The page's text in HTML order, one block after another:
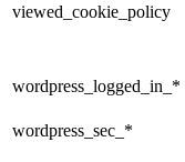
viewed_cookie_policy
wordpress_logged_in_*
wordpress_sec_*